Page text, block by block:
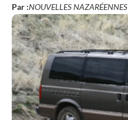
Par :NOUVELLES NAZARÉENNES